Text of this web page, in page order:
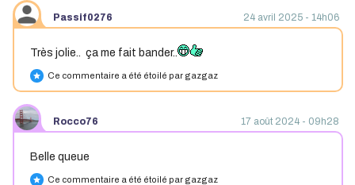
Passif0276 24 avril 2025 - 14h06
Très jolie.. ça me fait bander..
star Ce commentaire a été étoilé par gazgaz
Rocco76 17 août 2024 - 09h28
Belle queue
star Ce commentaire a été étoilé par gazgaz